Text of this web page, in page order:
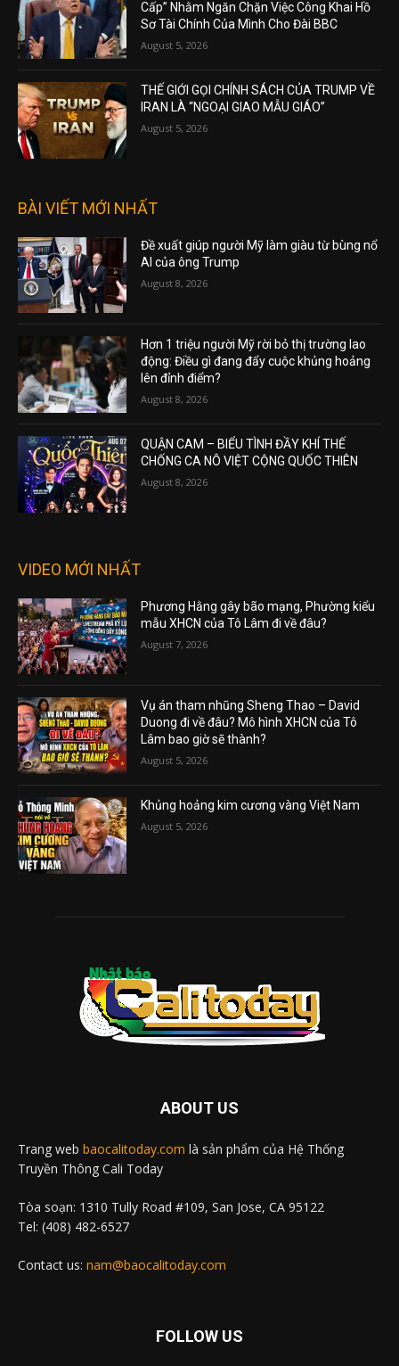
Cấp” Nhằm Ngăn Chặn Việc Công Khai Hồ
Sơ Tài Chính Của Mình Cho Đài BBC
August 5, 2026
THẾ GIỚI GỌI CHÍNH SÁCH CỦA TRUMP VỀ
IRAN LÀ “NGOẠI GIAO MẪU GIÁO”
August 5, 2026
BÀI VIẾT MỚI NHẤT
Đề xuất giúp người Mỹ làm giàu từ bùng nổ
AI của ông Trump
August 8, 2026
Hơn 1 triệu người Mỹ rời bỏ thị trường lao
động: Điều gì đang đẩy cuộc khủng hoảng
lên đỉnh điểm?
August 8, 2026
QUẬN CAM – BIỂU TÌNH ĐẦY KHÍ THẾ
CHỐNG CA NÔ VIỆT CỘNG QUỐC THIÊN
August 8, 2026
VIDEO MỚI NHẤT
Phương Hằng gây bão mạng, Phường kiểu
mẫu XHCN của Tô Lâm đi về đâu?
August 7, 2026
Vụ án tham nhũng Sheng Thao – David
Duong đi về đâu? Mô hình XHCN của Tô
Lâm bao giờ sẽ thành?
August 5, 2026
Khủng hoảng kim cương vàng Việt Nam
August 5, 2026
ABOUT US
Trang web baocalitoday.com là sản phẩm của Hệ Thống
Truyền Thông Cali Today
Tòa soạn: 1310 Tully Road #109, San Jose, CA 95122
Tel: (408) 482-6527
Contact us: nam@baocalitoday.com
FOLLOW US